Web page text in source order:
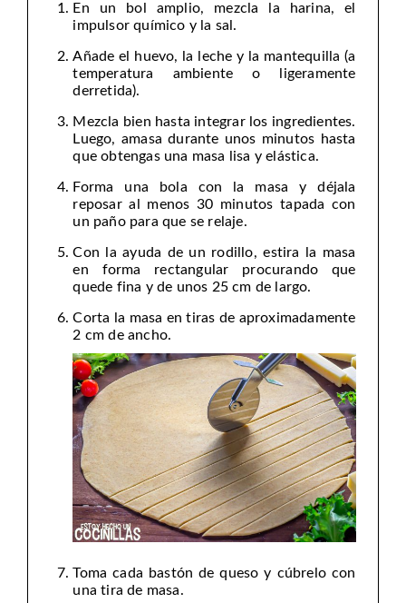
En un bol amplio, mezcla la harina, el
impulsor químico y la sal.
Añade el huevo, la leche y la mantequilla (a
temperatura ambiente o ligeramente
derretida).
Mezcla bien hasta integrar los ingredientes.
Luego, amasa durante unos minutos hasta
que obtengas una masa lisa y elástica.
Forma una bola con la masa y déjala
reposar al menos 30 minutos tapada con
un paño para que se relaje.
Con la ayuda de un rodillo, estira la masa
en forma rectangular procurando que
quede fina y de unos 25 cm de largo.
Corta la masa en tiras de aproximadamente
2 cm de ancho.
Toma cada bastón de queso y cúbrelo con
una tira de masa.